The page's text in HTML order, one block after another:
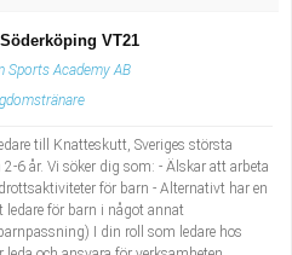
VT21
Sports Academy AB
till Knatteskutt, Sveriges största
6 år. Vi söker dig som: - Älskar att arbeta
för barn - Alternativt har en
för barn i något annat
I din roll som ledare hos